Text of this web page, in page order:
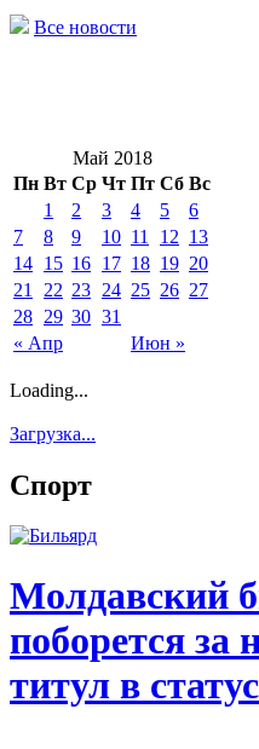
Все новости
Май 2018
Пн Вт Ср Чт Пт Сб Вс
« Апр Июн »
1 2 3 4 5
6
7
8 9 10 11 12 13
14 15 16 17 18 19 20
21
22 23 24 25 26 27
28 29 30 31
Loading...
Загрузка...
Спорт
Молдавский
поборется за
титул в